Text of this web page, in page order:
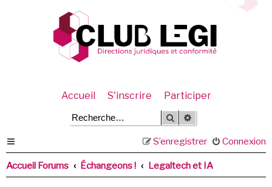
Accueil S'inscrire Participer
Rechercher
Connexion
S’enregistrer
Accueil Forums Échangeons ! Legaltech et IA